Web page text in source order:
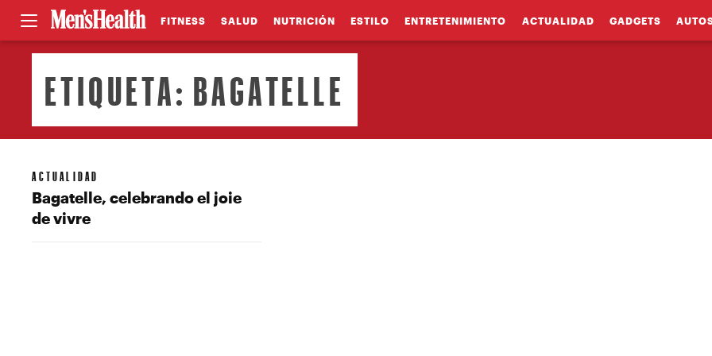
FITNESS SALUD NUTRICIÓN ESTILO ENTRETENIMIENTO ACTUALIDAD GADGETS
ETIQUETA: BAGATELLE
ACTUALIDAD
Bagatelle, celebrando el joie
de vivre